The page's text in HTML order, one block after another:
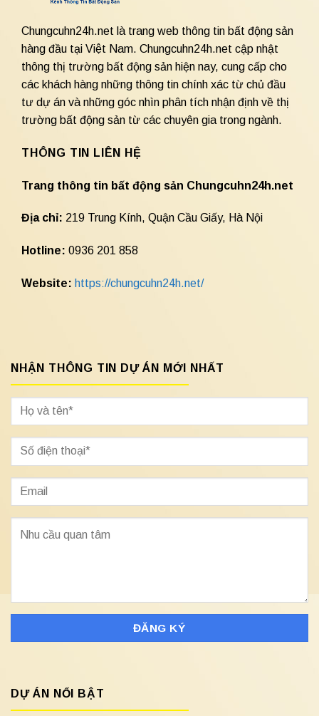
Chungcuhn24h.net là trang web thông tin bất động sản
hàng đầu tại Việt Nam. Chungcuhn24h.net cập nhật
thông thị trường bất động sản hiện nay, cung cấp cho
các khách hàng những thông tin chính xác từ chủ đầu
tư dự án và những góc nhìn phân tích nhận định về thị
trường bất động sản từ các chuyên gia trong ngành.
THÔNG TIN LIÊN HỆ
Trang thông tin bất động sản Chungcuhn24h.net
Địa chỉ: 219 Trung Kính, Quận Cầu Giấy, Hà Nội
Hotline: 0936 201 858
Website: https://chungcuhn24h.net/
NHẬN THÔNG TIN DỰ ÁN MỚI NHẤT
DỰ ÁN NỔI BẬT